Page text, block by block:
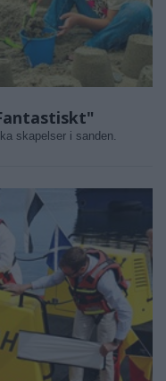
skapelser i sanden.